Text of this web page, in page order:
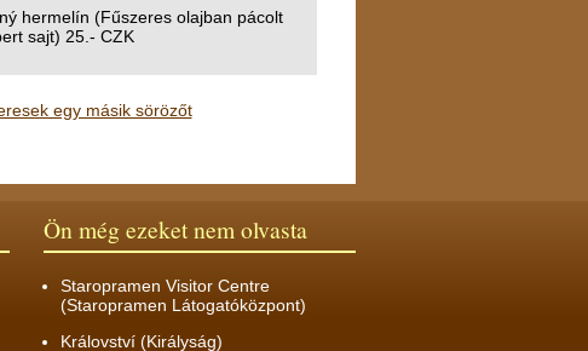
hermelín (Fűszeres olajban pácolt
sajt) 25.- CZK
egy másik sörözőt
Ön még ezeket nem olvasta
Staropramen Visitor Centre
(Staropramen Látogatóközpont)
Království (Királyság)